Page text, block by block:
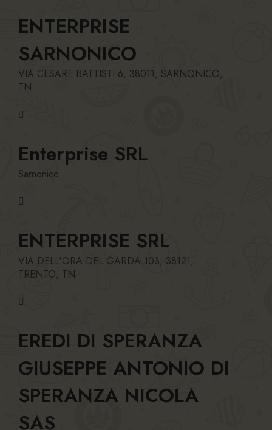
ENTERPRISE
SARNONICO
VIA CESARE BATTISTI 6, 38011, SARNONICO,
TN
Enterprise SRL
Sarnonico
ENTERPRISE SRL
VIA DELL'ORA DEL GARDA 103, 38121,
TRENTO, TN
EREDI DI SPERANZA
GIUSEPPE ANTONIO DI
SPERANZA NICOLA
SAS